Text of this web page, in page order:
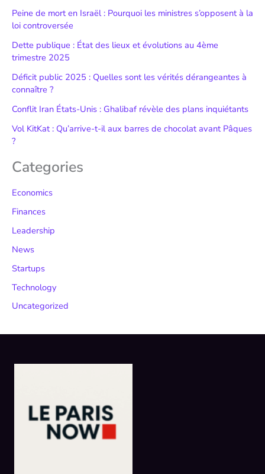
Peine de mort en Israël : Pourquoi les ministres s’opposent à la
loi controversée
Dette publique : État des lieux et évolutions au 4ème
trimestre 2025
Déficit public 2025 : Quelles sont les vérités dérangeantes à
connaître ?
Conflit Iran États-Unis : Ghalibaf révèle des plans inquiétants
Vol KitKat : Qu’arrive-t-il aux barres de chocolat avant Pâques
?
Categories
Economics
Finances
Leadership
News
Startups
Technology
Uncategorized